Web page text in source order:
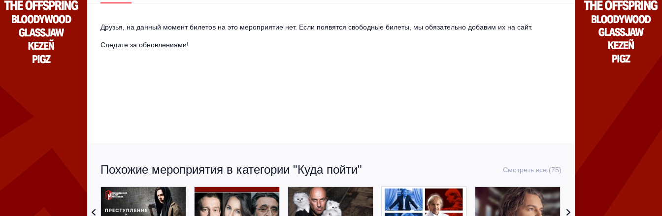
Друзья, на данный момент билетов на это мероприятие нет. Если появятся свободные билеты, мы обязательно добавим их на сайт.
Следите за обновлениями!
Похожие мероприятия в категории "Куда пойти" Смотреть все (75)